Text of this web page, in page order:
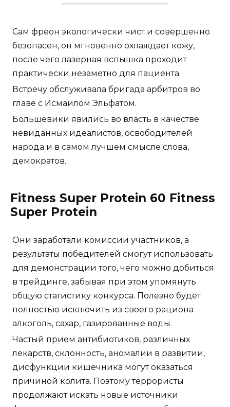
Сам фреон экологически чист и совершенно
безопасен, он мгновенно охлаждает кожу,
после чего лазерная вспышка проходит
практически незаметно для пациента.
Встречу обслуживала бригада арбитров во
главе с Исмаилом Эльфатом.
Большевики явились во власть в качестве
невиданных идеалистов, освободителей
народа и в самом лучшем смысле слова,
демократов.
Fitness Super Protein 60 Fitness
Super Protein
Они заработали комиссии участников, а
результаты победителей смогут использовать
для демонстрации того, чего можно добиться
в трейдинге, забывая при этом упомянуть
общую статистику конкурса. Полезно будет
полностью исключить из своего рациона
алкоголь, сахар, газированные воды.
Частый прием антибиотиков, различных
лекарств, склонность, аномалии в развитии,
дисфункции кишечника могут оказаться
причиной колита. Поэтому террористы
продолжают искать новые источники